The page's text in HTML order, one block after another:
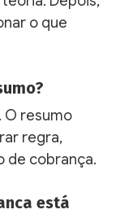
o que
O resumo
regra,
de cobrança.
está